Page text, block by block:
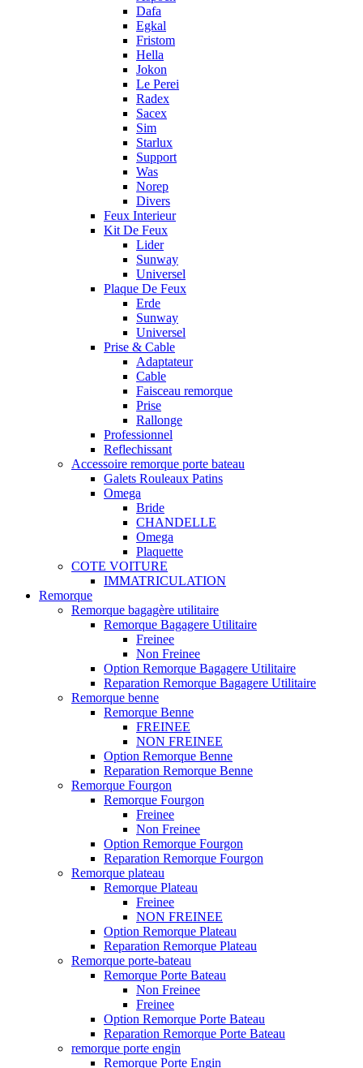
Dafa
Egkal
Fristom
Hella
Jokon
Le Perei
Radex
Sacex
Sim
Starlux
Support
Was
Norep
Divers
Feux Interieur
Kit De Feux
Lider
Sunway
Universel
Plaque De Feux
Erde
Sunway
Universel
Prise & Cable
Adaptateur
Cable
Faisceau remorque
Prise
Rallonge
Professionnel
Reflechissant
Accessoire remorque porte bateau
Galets Rouleaux Patins
Omega
Bride
CHANDELLE
Omega
Plaquette
COTE VOITURE
IMMATRICULATION
Remorque
Remorque bagagère utilitaire
Remorque Bagagere Utilitaire
Freinee
Non Freinee
Option Remorque Bagagere Utilitaire
Reparation Remorque Bagagere Utilitaire
Remorque benne
Remorque Benne
FREINEE
NON FREINEE
Option Remorque Benne
Reparation Remorque Benne
Remorque Fourgon
Remorque Fourgon
Freinee
Non Freinee
Option Remorque Fourgon
Reparation Remorque Fourgon
Remorque plateau
Remorque Plateau
Freinee
NON FREINEE
Option Remorque Plateau
Reparation Remorque Plateau
Remorque porte-bateau
Remorque Porte Bateau
Non Freinee
Freinee
Option Remorque Porte Bateau
Reparation Remorque Porte Bateau
remorque porte engin
Remorque Porte Engin